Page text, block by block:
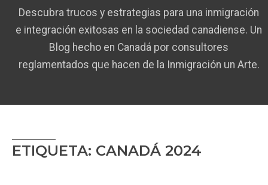
Descubra trucos y estrategias para una inmigración
e integración exitosas en la sociedad canadiense. Un
Blog hecho en Canadá por consultores
reglamentados que hacen de la Inmigración un Arte.
ETIQUETA: CANADÁ 2024